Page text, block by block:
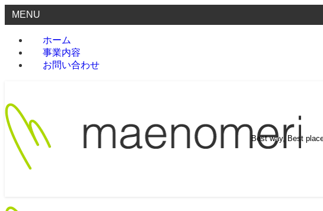
MENU
ホーム
事業内容
お問い合わせ
Best way, Best